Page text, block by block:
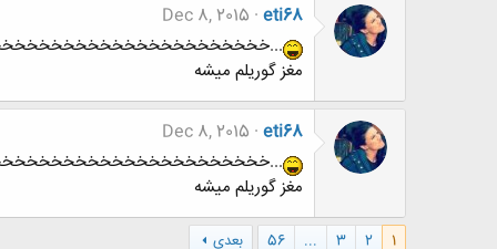
eti68
Dec 8, 2015
مغز گوریلم میشه
eti68
Dec 8, 2015
مغز گوریلم میشه
1
2
3
...
56 بعدی